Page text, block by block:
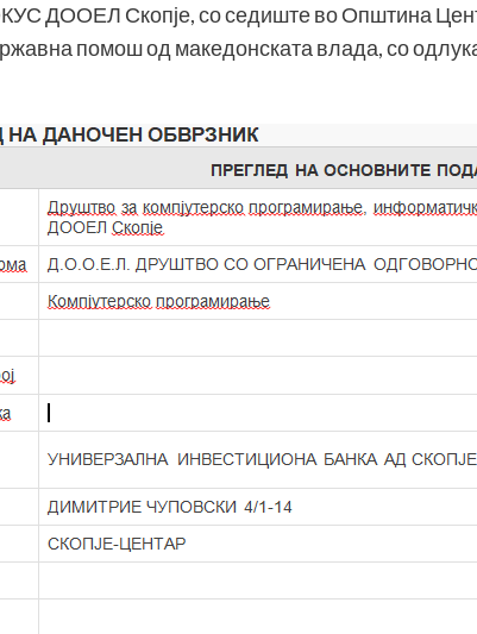
ДООЕЛ Скопје, со седиште во Општина
помош од македонската влада, со